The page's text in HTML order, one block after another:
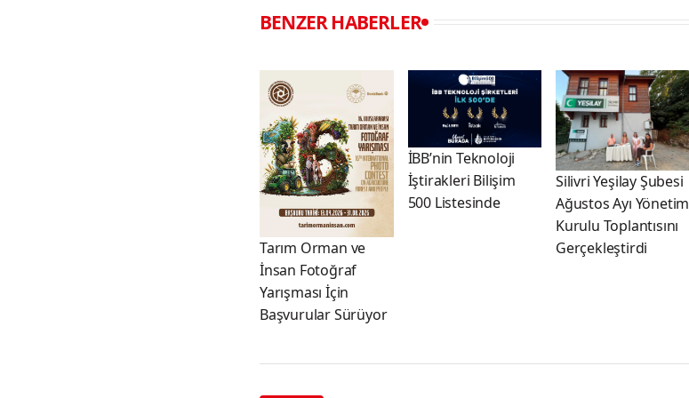
BENZER HABERLER
Tarım Orman ve
İnsan Fotoğraf
Yarışması İçin
Başvurular Sürüyor
İBB’nin Teknoloji
İştirakleri Bilişim
500 Listesinde
Silivri Yeşilay Şubesi
Ağustos Ayı Yönetim
Kurulu Toplantısını
Gerçekleştirdi